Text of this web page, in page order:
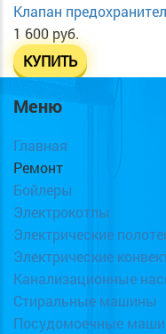
Клапан
1 600 руб.
КУПИТЬ
Меню
Главная
Ремонт
Бойлеры
Электрокотлы
Электрические
Электрические
Канализационные
Стиральные машины
Посудомоечные